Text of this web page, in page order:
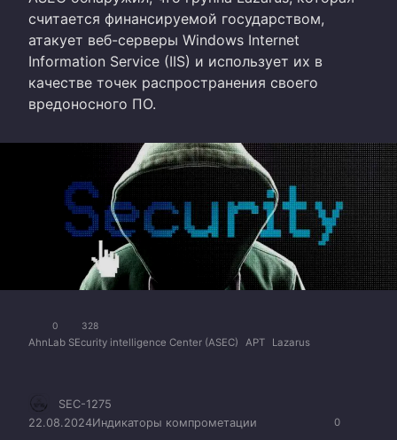
считается финансируемой государством,
атакует веб-серверы Windows Internet
Information Service (IIS) и использует их в
качестве точек распространения своего
вредоносного ПО.
0 328
AhnLab SEcurity intelligence Center (ASEC) APT Lazarus
0
SEC-1275
22.08.2024Индикаторы компрометации